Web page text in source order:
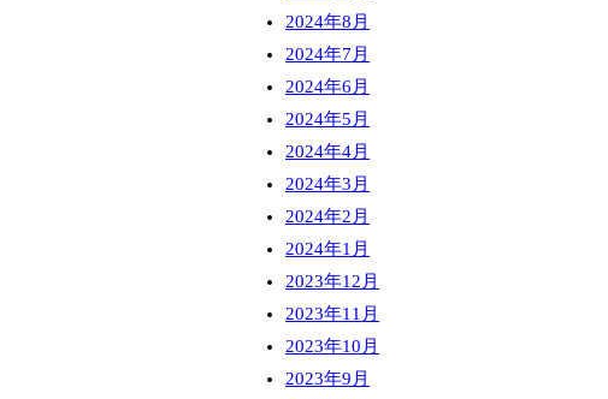
2024年8月
2024年7月
2024年6月
2024年5月
2024年4月
2024年3月
2024年2月
2024年1月
2023年12月
2023年11月
2023年10月
2023年9月